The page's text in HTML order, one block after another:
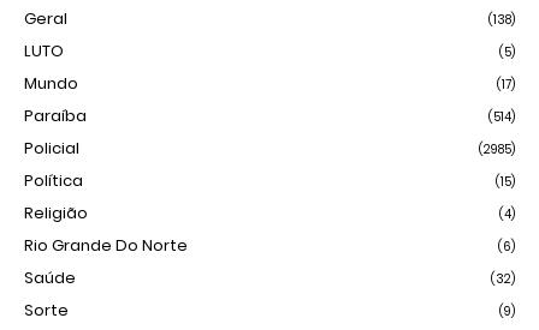
Geral (138)
LUTO (5)
Mundo (17)
Paraíba (514)
Policial (2985)
Política (15)
Religião (4)
Rio Grande Do Norte (6)
Saúde (32)
Sorte (9)